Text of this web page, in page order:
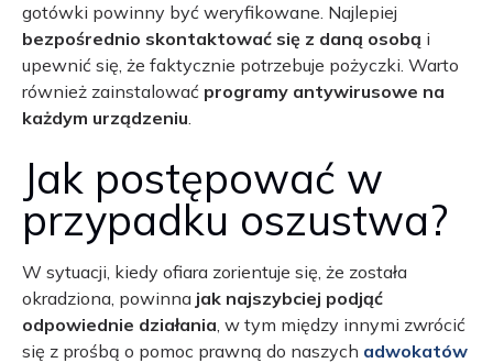
gotówki powinny być weryfikowane. Najlepiej
bezpośrednio skontaktować się z daną osobą i
upewnić się, że faktycznie potrzebuje pożyczki. Warto
również zainstalować programy antywirusowe na
każdym urządzeniu.
Jak postępować w
przypadku oszustwa?
W sytuacji, kiedy ofiara zorientuje się, że została
okradziona, powinna jak najszybciej podjąć
odpowiednie działania, w tym między innymi zwrócić
się z prośbą o pomoc prawną do naszych adwokatów